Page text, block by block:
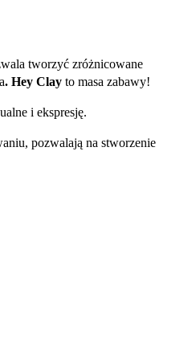
tworzyć zróżnicowane
. Hey Clay to masa zabawy!
i ekspresję.
pozwalają na stworzenie